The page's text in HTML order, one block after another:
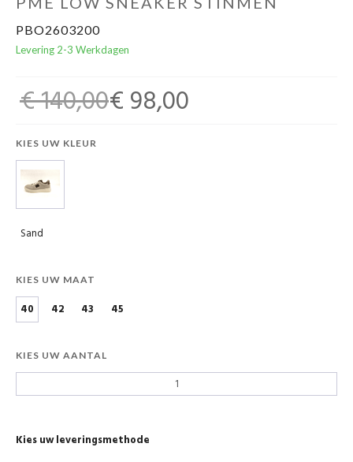
PBO2603200
Levering 2-3 Werkdagen
€ 140,00€ 98,00
KIES UW KLEUR
Sand
KIES UW MAAT
40 42 43 45
KIES UW AANTAL
Kies uw leveringsmethode